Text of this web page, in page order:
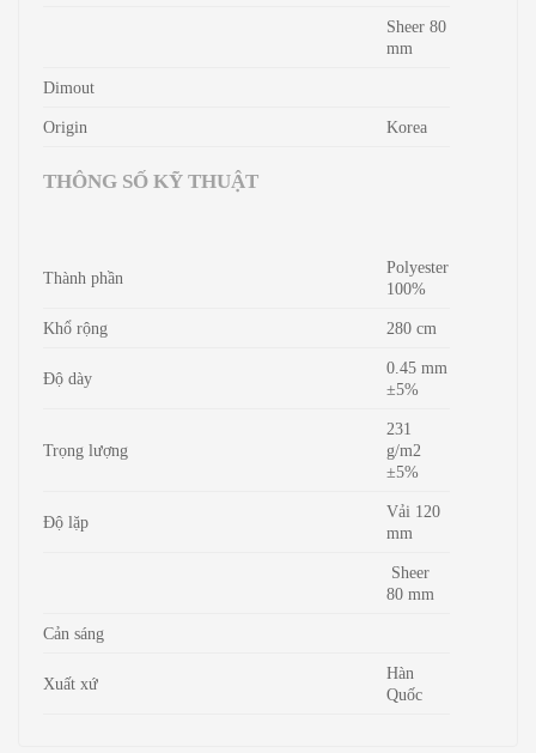
Sheer 80
mm
Dimout
Origin Korea
THÔNG SỐ KỸ THUẬT
Thành phần
Polyester
100%
Khổ rộng 280 cm
Độ dày
0.45 mm
±5%
Trọng lượng
231
g/m2
±5%
Độ lặp
Vải 120
mm
Sheer
80 mm
Cản sáng
Xuất xứ
Hàn
Quốc